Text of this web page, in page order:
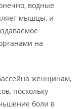
водные
мышцы, и
на
женщинам,
поскольку
боли в